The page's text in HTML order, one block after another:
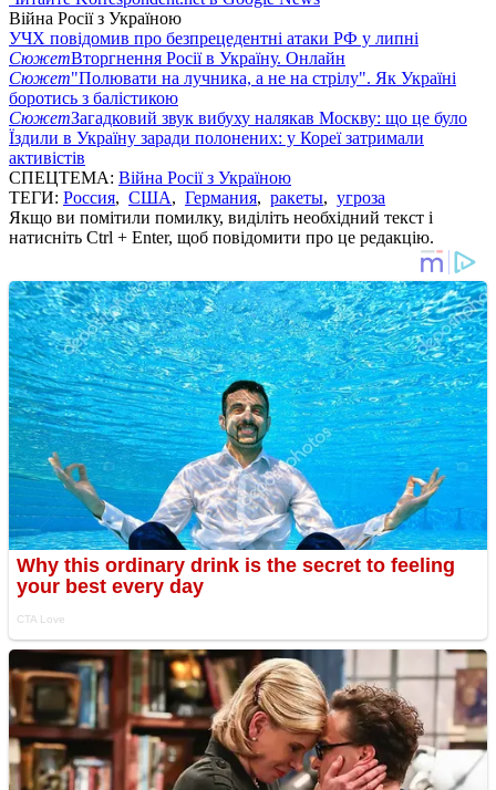
Війна Росії з Україною
УЧХ повідомив про безпрецедентні атаки РФ у липні
СюжетВторгнення Росії в Україну. Онлайн
Сюжет"Полювати на лучника, а не на стрілу". Як Україні
боротись з балістикою
СюжетЗагадковий звук вибуху налякав Москву: що це було
Їздили в Україну заради полонених: у Кореї затримали
активістів
СПЕЦТЕМА: Війна Росії з Україною
ТЕГИ: Россия, США, Германия, ракеты, угроза
Якщо ви помітили помилку, виділіть необхідний текст і
натисніть Ctrl + Enter, щоб повідомити про це редакцію.